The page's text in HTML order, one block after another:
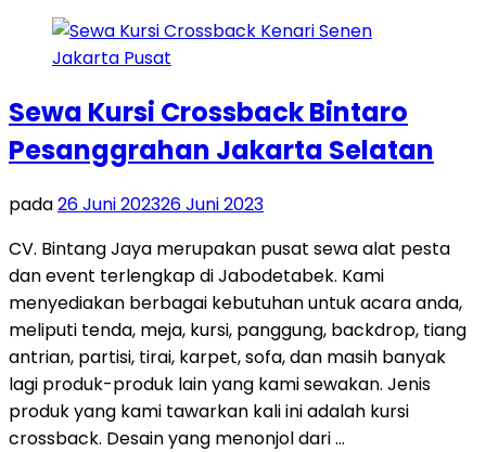
Sewa Kursi Crossback Bintaro
Pesanggrahan Jakarta Selatan
pada26 Juni 202326 Juni 2023
CV. Bintang Jaya merupakan pusat sewa alat pesta
dan event terlengkap di Jabodetabek. Kami
menyediakan berbagai kebutuhan untuk acara anda,
meliputi tenda, meja, kursi, panggung, backdrop, tiang
antrian, partisi, tirai, karpet, sofa, dan masih banyak
lagi produk-produk lain yang kami sewakan. Jenis
produk yang kami tawarkan kali ini adalah kursi
crossback. Desain yang menonjol dari …